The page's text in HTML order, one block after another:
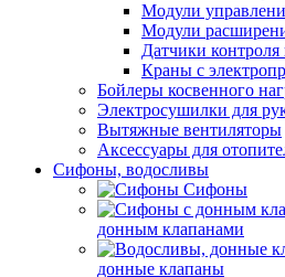
Модули
Модули
Датчики
Краны с
Бойлеры косвенного
Электросушилки для
Вытяжные вентиляторы
Аксессуары для
Сифоны, водосливы
Сифоны
донным клапанами
донные клапаны